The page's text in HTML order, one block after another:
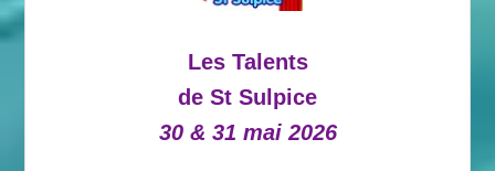
Les Talents
de St Sulpice
30 & 31 mai 2026